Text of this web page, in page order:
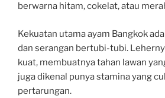
berwarna hitam, cokelat, atau
Kekuatan utama ayam Bangkok
dan serangan bertubi-tubi.
kuat, membuatnya tahan lawan
juga dikenal punya stamina yang
pertarungan.